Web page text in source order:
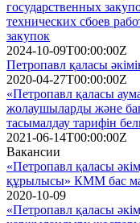
государственных
технических сбоев
закупок
2024-10-09T00:00:00Z
Петропавл қаласы
2020-04-27T00:00:00Z
«Петропавл қаласы
жолаушыларды және
тасымалдау тарифiн
2021-06-14T00:00:00Z
Вакансии
«Петропавл қаласы
құрылысы» КММ бас
2020-10-09
«Петропавл қаласы